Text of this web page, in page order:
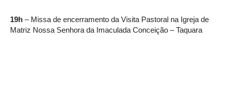
19h – Missa de encerramento da Visita Pastoral na Igreja de
Matriz Nossa Senhora da Imaculada Conceição – Taquara